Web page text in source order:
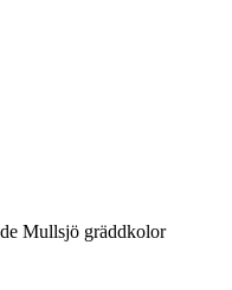
Mullsjö gräddkolor